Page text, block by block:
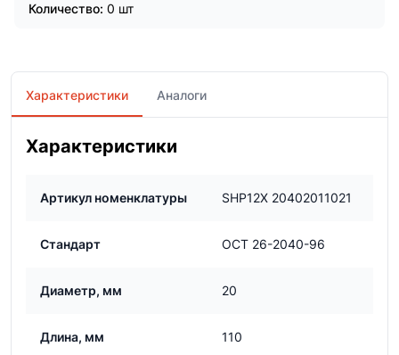
Количество: 0 шт
Характеристики Аналоги
Характеристики
Артикул номенклатуры SHP12Х 20402011021
Стандарт ОСТ 26-2040-96
Диаметр, мм 20
Длина, мм 110